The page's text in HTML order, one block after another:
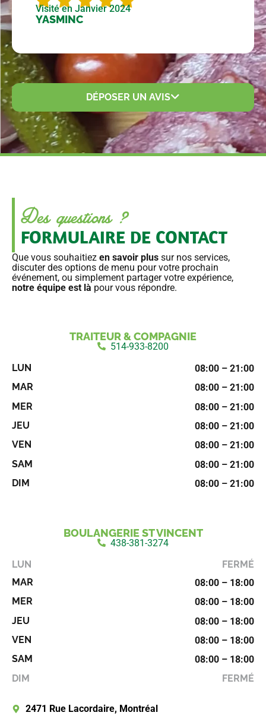
Visité en Janvier 2024
YASMINC
DÉPOSER UN AVIS
Des questions ?
FORMULAIRE DE CONTACT
Que vous souhaitiez en savoir plus sur nos services,
discuter des options de menu pour votre prochain
événement, ou simplement partager votre expérience,
notre équipe est là pour vous répondre.
TRAITEUR & COMPAGNIE
514-933-8200
LUN
08:00 – 21:00
MAR
08:00 – 21:00
MER
08:00 – 21:00
JEU
08:00 – 21:00
VEN
08:00 – 21:00
SAM
08:00 – 21:00
DIM
08:00 – 21:00
BOULANGERIE ST VINCENT
438-381-3274
LUN
FERMÉ
MAR
08:00 – 18:00
MER
08:00 – 18:00
JEU
08:00 – 18:00
VEN
08:00 – 18:00
SAM
08:00 – 18:00
DIM
FERMÉ
2471 Rue Lacordaire, Montréal